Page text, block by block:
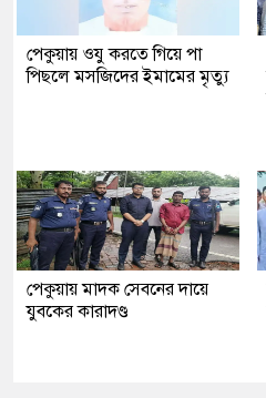
পেকুয়ায় ওযু করতে গিয়ে পা
পিছলে মসজিদের ইমামের মৃত্যু
পেকুয়ায় মাদক সেবনের দায়ে
যুবকের কারাদণ্ড